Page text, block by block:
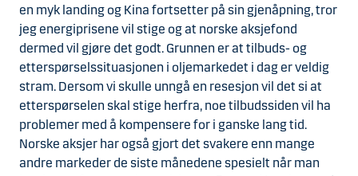
en myk landing og Kina fortsetter på sin gjenåpning, tror
jeg energiprisene vil stige og at norske aksjefond
dermed vil gjøre det godt. Grunnen er at tilbuds- og
etterspørselssituasjonen i oljemarkedet i dag er veldig
stram. Dersom vi skulle unngå en resesjon vil det si at
etterspørselen skal stige herfra, noe tilbudssiden vil ha
problemer med å kompensere for i ganske lang tid.
Norske aksjer har også gjort det svakere enn mange
andre markeder de siste månedene spesielt når man